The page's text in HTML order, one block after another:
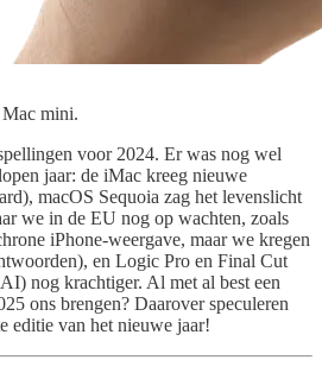
mini.
voor 2024. Er was nog wel
jaar: de iMac kreeg nieuwe
macOS Sequoia zag het levenslicht
we in de EU nog op wachten, zoals
iPhone-weergave, maar we kregen
en Logic Pro en Final Cut
nog krachtiger. Al met al best een
ons brengen? Daarover speculeren
editie van het nieuwe jaar!